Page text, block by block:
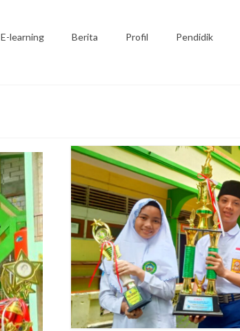
E-learning Berita Profil Pendidik